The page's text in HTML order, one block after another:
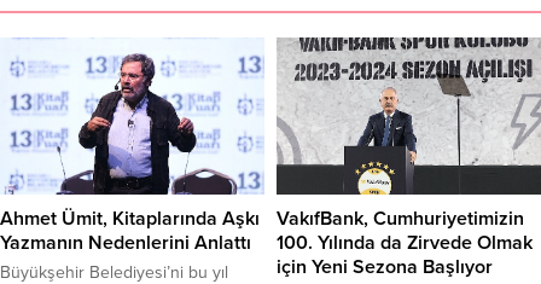
Ahmet Ümit, Kitaplarında Aşkı
Yazmanın Nedenlerini Anlattı
Büyükşehir Belediyesi’ni bu yıl
VakıfBank, Cumhuriyetimizin
100. Yılında da Zirvede Olmak
için Yeni Sezona Başlıyor